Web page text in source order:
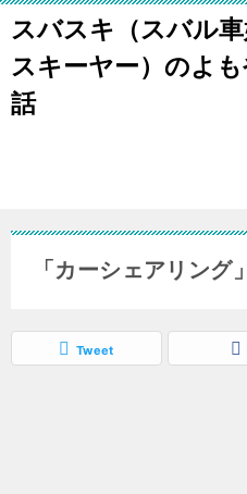
スバスキ（スバル車
スキーヤー）のよも
話
「カーシェアリング
Tweet